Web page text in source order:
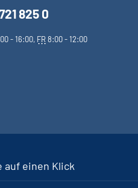
825 0
- 16:00, FR8:00 - 12:00
auf einen Klick